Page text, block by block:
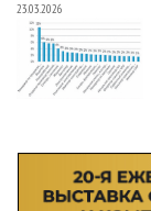
23.03.2026